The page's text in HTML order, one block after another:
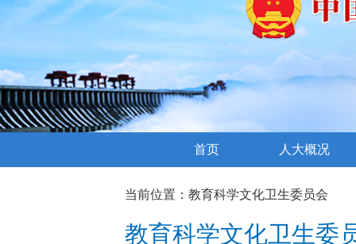
首页 人大概况
当前位置： 教育科学文化卫生委员会
教育科学文化卫生委